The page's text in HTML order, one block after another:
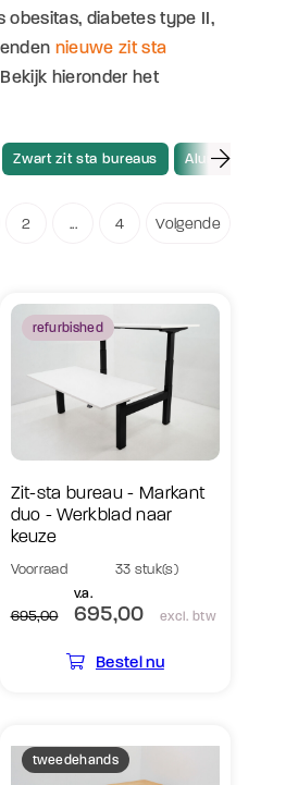
obesitas, diabetes type II,
nieuwe zit sta
hieronder het
Zwart zit sta bureaus Aluminium zit
2 ... 4 Volgende
refurbished
Zit-sta bureau - Markant
duo - Werkblad naar
keuze
Voorraad 33 stuk(s)
695,00
v.a.
695,00 excl. btw
Bestel nu
tweedehands